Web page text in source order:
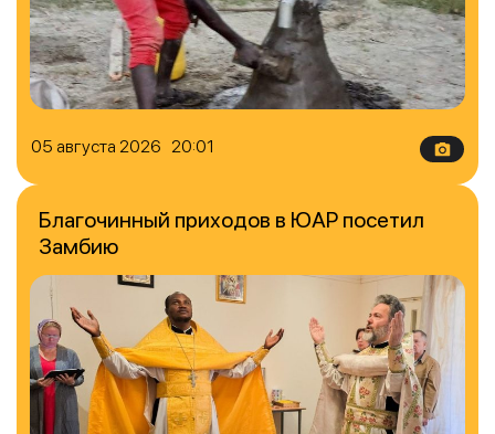
05 августа 2026 20:01
Благочинный приходов в ЮАР посетил
Замбию